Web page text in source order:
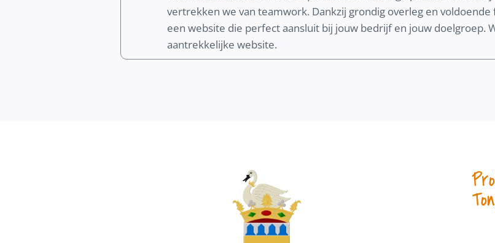
vertrekken we van teamwork. Dankzij grondig overleg en
een website die perfect aansluit bij jouw bedrijf en jouw doelgroep.
aantrekkelijke website.